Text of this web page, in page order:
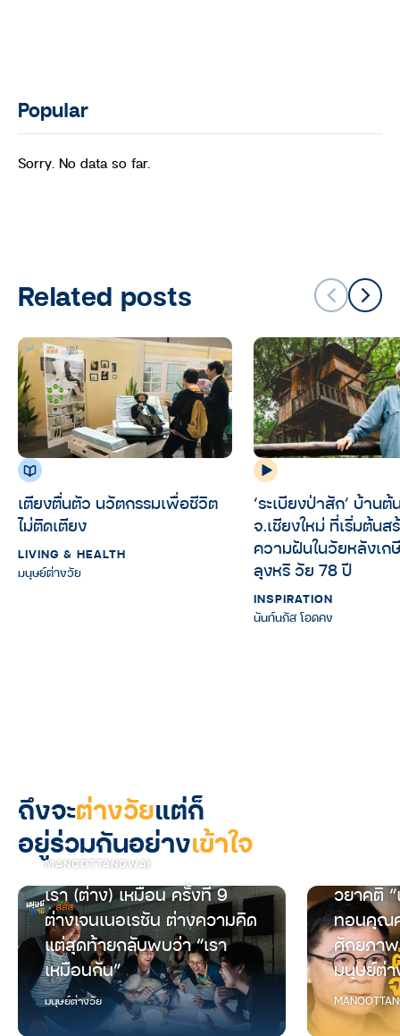
Popular
Sorry. No data so far.
Related posts
เตียงตื่นตัว นวัตกรรมเพื่อชีวิต
ไม่ติดเตียง
LIVING & HEALTH
มนุษย์ต่างวัย
‘ระเบียงป่าสัก’ บ้านต้
จ.เชียงใหม่ ที่เริ่มต้นส
ความฝันในวัยหลังเ
ลุงหริ วัย 78 ปี
INSPIRATION
นันท์นภัส โอดคง
ถึงจะต่างวัยแต่ก็
อยู่ร่วมกันอย่างเข้าใจ
MANOOTTANGWAI
เรา (ต่าง) เหมือน ครั้งที่ 9
ต่างเจนเนอเรชัน ต่างความคิด
แต่สุดท้ายกลับพบว่า “เรา
เหมือนกัน”
มนุษย์ต่างวัย
วยาคติ
ทอนคุณ
ศักยภา
มนุษย์ต่า